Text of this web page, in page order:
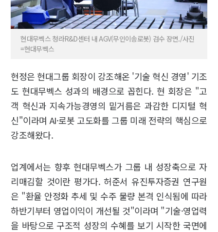
현대무벡스 청라R&D센터 내 AGV(무인이송로봇) 검수 장면./사진
=현대무벡스
현정은 현대그룹 회장이 강조해온 '기술 혁신 경영' 기조
도 현대무벡스 성과의 배경으로 꼽힌다. 현 회장은 "고
객 혁신과 지속가능경영의 밑거름은 과감한 디지털 혁
신"이라며 AI·로봇 고도화를 그룹 미래 전략의 핵심으로
강조해왔다.
업계에서는 향후 현대무벡스가 그룹 내 성장축으로 자
리매김할 것이란 평가다. 허준서 유진투자증권 연구원
은 "환율 안정화 추세 및 수주 물량 본격 인식됨에 따라
하반기부터 영업이익이 개선될 것"이라며 "기술·영업력
을 바탕으로 구조적 성장의 수혜를 보기 시작한 국면에